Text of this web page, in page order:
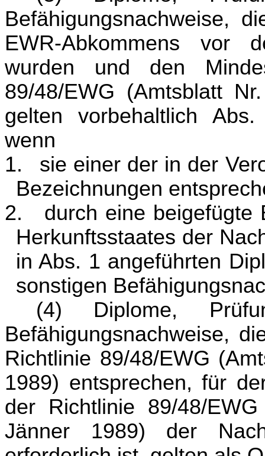
Befähigungsnachweise,
EWR-Abkommens vor
wurden und den
89/48/EWG (Amtsblatt
gelten vorbehaltlich
wenn
1.
sie einer der in der
Bezeichnungen
2.
durch eine beigefügte
Herkunftsstaates der
in Abs. 1 angeführten
sonstigen
(4) Diplome,
Befähigungsnachweise,
Richtlinie 89/48/EWG
1989) entsprechen, für
der Richtlinie 89/48/
Jänner 1989) der